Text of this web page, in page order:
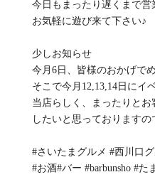
今日もまったり遅くまで営
お気軽に遊び来て下さい♪
少しお知らせ
今月6日、皆様のおかげで
そこで今月12,13,14日にイ
当店らしく、まったりと
したいと思っております
#さいたまグルメ #西川口
#お酒#バー #barbunsho #